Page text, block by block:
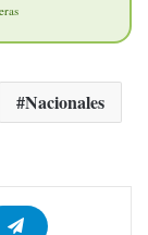
Nacionales